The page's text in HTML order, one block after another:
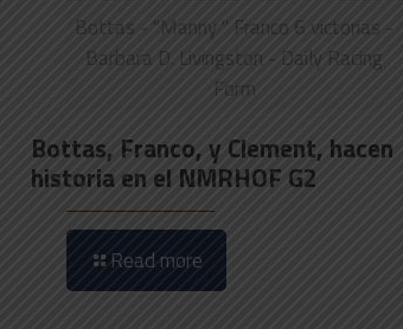
Bottas - "Manny " Franco 6 victorias -
Barbara D. Livingston - Daily Racing
Form
Bottas, Franco, y Clement, hacen
historia en el NMRHOF G2
Read more